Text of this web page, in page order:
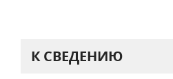
К СВЕДЕНИЮ